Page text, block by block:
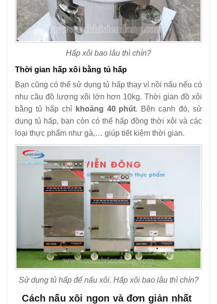
Hấp xôi bao lâu thì chín?
Thời gian hấp xôi bằng tủ hấp
Bạn cũng có thể sử dụng tủ hấp thay vì nồi nấu nếu có
nhu cầu đồ lượng xôi lớn hơn 10kg. Thời gian đồ xôi
bằng tủ hấp chỉ khoảng 40 phút. Bên cạnh đó, sử
dụng tủ hấp, bạn còn có thể hấp đồng thời xôi và các
loại thực phẩm như gà,… giúp tiết kiệm thời gian.
Sử dụng tủ hấp để nấu xôi. Hấp xôi bao lâu thì chín?
Cách nấu xôi ngon và đơn giản nhất